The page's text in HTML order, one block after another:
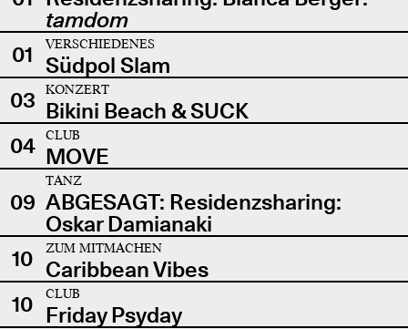
tamdom
01
VERSCHIEDENES
Südpol Slam
03
KONZERT
Bikini Beach & SUCK
04
CLUB
MOVE
09
TANZ
ABGESAGT: Residenzsharing:
Oskar Damianaki
10
ZUM MITMACHEN
Caribbean Vibes
10
CLUB
Friday Psyday